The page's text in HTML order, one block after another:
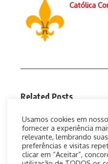
Católica
Related Posts
Santo Terço às 18h, com
2 de setembro de 2020
Usamos cookies em
fornecer a experiência
relevante, lembrando suas
preferências e visitas
clicar em “Aceitar”,